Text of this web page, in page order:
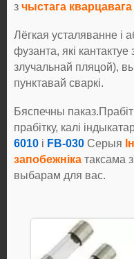
з чыстага кварцавага
Лёгкая усталяванне і
фузанта, які
злучальнай пляцой),
пунктавай сваркі.
Бяспечны
прабітку, калі
6010 і FB-030 Серыя
запобежніка таксама
выбарам для вас.